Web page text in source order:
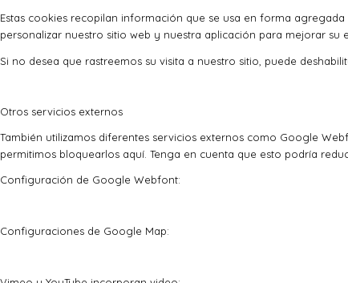
Estas cookies recopilan información que se usa en forma
personalizar nuestro sitio web y nuestra aplicación para mejorar su
Si no desea que rastreemos su visita a nuestro sitio, puede
Otros servicios externos
También utilizamos diferentes servicios externos como Google
permitimos bloquearlos aquí. Tenga en cuenta que esto podría
Configuración de Google Webfont:
Configuraciones de Google Map: